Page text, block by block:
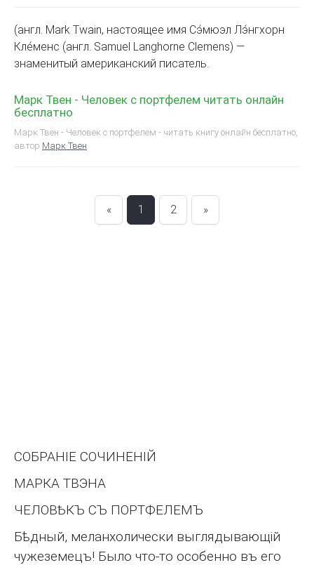
(англ. Mark Twain, настоящее имя Сэ́мюэл Лэ́нгхорн
Кле́менс (англ. Samuel Langhorne Clemens) —
знаменитый американский писатель.
Марк Твен - Человек с портфелем читать онлайн
бесплатно
Марк Твен - Человек с портфелем - читать книгу онлайн бесплатно,
автор Марк Твен
« 1 2 »
СОБРАНІЕ СОЧИНЕНІЙ
МАРКА ТВЭНА
ЧЕЛОВѢКЪ СЪ ПОРТФЕЛЕМЪ
Бѣдный, меланхолически выглядывающій
чужеземецъ! Было что-то особенно въ его